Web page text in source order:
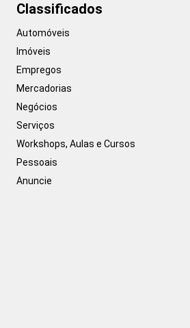
Classificados
Automóveis
Imóveis
Empregos
Mercadorias
Negócios
Serviços
Workshops, Aulas e Cursos
Pessoais
Anuncie